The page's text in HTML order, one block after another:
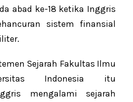
abad ke-18 ketika Inggris
sistem finansial
Sejarah Fakultas Ilmu
Indonesia itu
mengalami sejarah